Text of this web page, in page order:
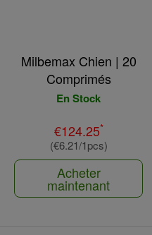
Milbemax Chien | 20
Comprimés
En Stock
€124.25*
(€6.21/1pcs)
Acheter
maintenant